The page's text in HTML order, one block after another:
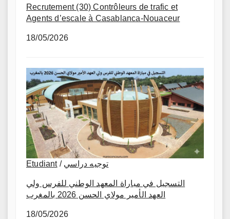
Recrutement (30) Contrôleurs de trafic et
Agents d’escale à Casablanca-Nouaceur
18/05/2026
Etudiant/ توجيه دراسي
التسجيل في مباراة المعهد الوطني للفرس ولي
العهد الأمير مولاي الحسن 2026 بالمغرب
18/05/2026